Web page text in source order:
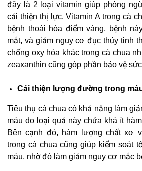
đây là 2 loại vitamin giúp phòng
cải thiện thị lực. Vitamin A trong cà
bệnh thoái hóa điểm vàng, bệnh
mắt, và giảm nguy cơ đục thủy tinh
chống oxy hóa khác trong cà chua
zeaxanthin cũng góp phần bảo vệ
Cải thiện lượng đường trong
Tiêu thụ cà chua có khả năng làm
máu do loại quả này chứa khá ít
Bên cạnh đó, hàm lượng chất xơ
trong cà chua cũng giúp kiểm soát
máu, nhờ đó làm giảm nguy cơ mắc